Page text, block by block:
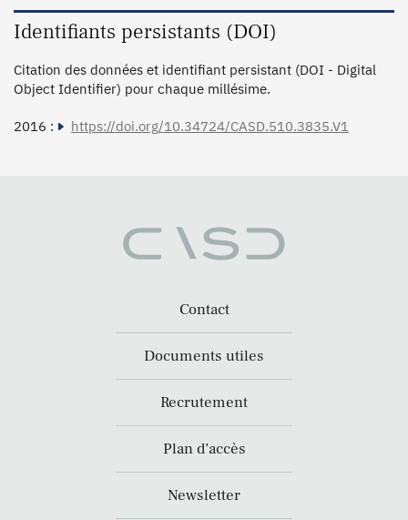
Identifiants persistants (DOI)
Citation des données et identifiant persistant (DOI - Digital
Object Identifier) pour chaque millésime.
2016 : https://doi.org/10.34724/CASD.510.3835.V1
Contact
Documents utiles
Recrutement
Plan d’accès
Newsletter